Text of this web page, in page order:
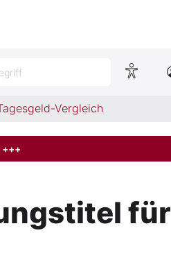
Vergleich
für